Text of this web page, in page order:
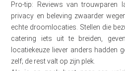
Pro-tip: Reviews van trouwparen
privacy en beleving zwaarder
echte droomlocaties. Stellen die
catering iets uit te breiden,
locatiekeuze liever anders hadden
zelf; de rest valt op zijn plek.